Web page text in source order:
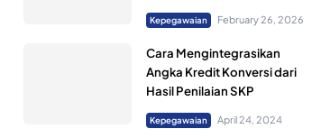
Kepegawaian February 26, 2026
Cara Mengintegrasikan
Angka Kredit Konversi dari
Hasil Penilaian SKP
Kepegawaian April 24, 2024